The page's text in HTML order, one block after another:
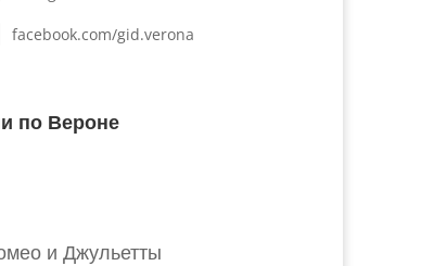
facebook.com/gid.verona
по Вероне
и Джульетты